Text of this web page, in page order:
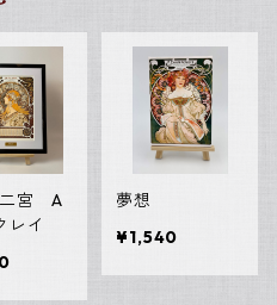
二宮 A
レイ
夢想
¥1,540